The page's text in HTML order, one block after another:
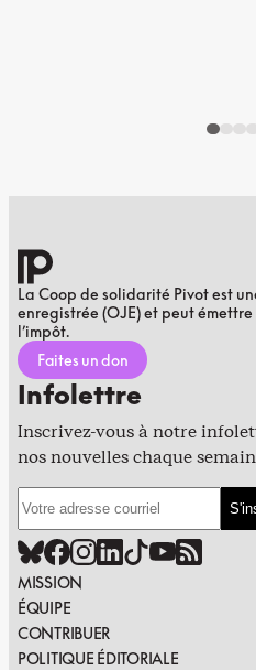
La Coop de solidarité Pivot est
enregistrée (OJE) et peut
l’impôt.
Faites un don
Infolettre
Inscrivez-vous à notre
nos nouvelles chaque
MISSION
ÉQUIPE
CONTRIBUER
POLITIQUE ÉDITORIALE